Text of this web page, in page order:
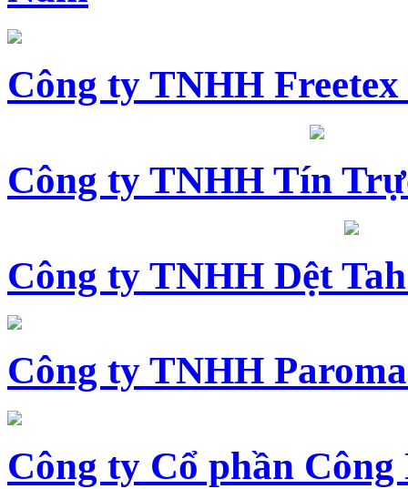
Công ty TNHH
Công ty TNHH Tín
Công ty TNHH Dệt
Công ty TNHH
Công ty Cổ phần Công